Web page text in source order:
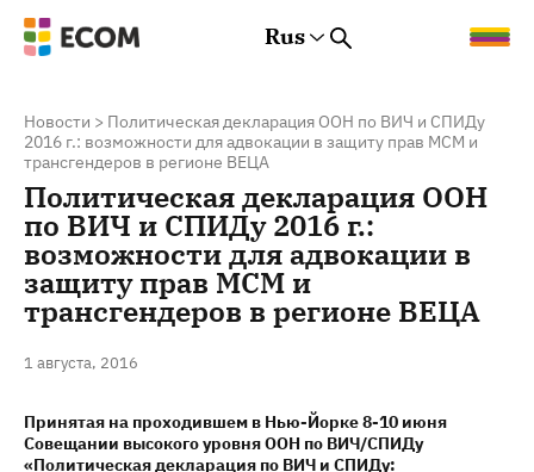
Rus
Новости > Политическая декларация ООН по ВИЧ и СПИДу
2016 г.: возможности для адвокации в защиту прав МСМ и
трансгендеров в регионе ВЕЦА
Политическая декларация ООН
по ВИЧ и СПИДу 2016 г.:
возможности для адвокации в
защиту прав МСМ и
трансгендеров в регионе ВЕЦА
1 августа, 2016
Принятая на проходившем в Нью-Йорке 8-10 июня
Совещании высокого уровня ООН по ВИЧ/СПИДу
«Политическая декларация по ВИЧ и СПИДу: